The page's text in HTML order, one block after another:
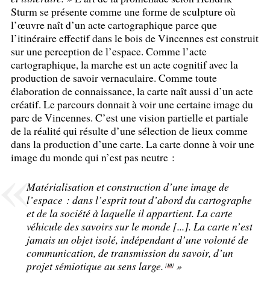
Sturm se présente comme une forme de sculpture où
l’œuvre naît d’un acte cartographique parce que
l’itinéraire effectif dans le bois de Vincennes est construit
sur une perception de l’espace. Comme l’acte
cartographique, la marche est un acte cognitif avec la
production de savoir vernaculaire. Comme toute
élaboration de connaissance, la carte naît aussi d’un acte
créatif. Le parcours donnait à voir une certaine image du
parc de Vincennes. C’est une vision partielle et partiale
de la réalité qui résulte d’une sélection de lieux comme
dans la production d’une carte. La carte donne à voir une
image du monde qui n’est pas neutre :
Matérialisation et construction d’une image de
l’espace : dans l’esprit tout d’abord du cartographe
et de la société à laquelle il appartient. La carte
véhicule des savoirs sur le monde [...]. La carte n’est
jamais un objet isolé, indépendant d’une volonté de
communication, de transmission du savoir, d’un
projet sémiotique au sens large. [10] »